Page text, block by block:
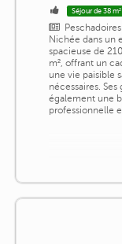
Séjour de 38 m²
Nichée dans un
spacieuse de
m², offrant un
une vie paisible
nécessaires.
également une
professionnelle